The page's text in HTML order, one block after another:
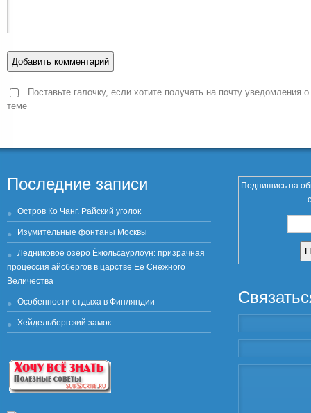
Поставьте галочку, если хотите получать на почту уведомления
теме
Последние записи
Остров Ко Чанг. Райский уголок
Изумительные фонтаны Москвы
Ледниковое озеро Ёкюльсаурлоун: призрачная
процессия айсбергов в царстве Ее Снежного
Величества
Особенности отдыха в Финляндии
Хейдельбергский замок
Подпишись на